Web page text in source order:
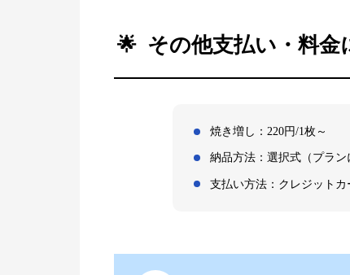
その他支払い・料金
焼き増し：220円/1枚～
納品方法：選択式（プラン
支払い方法：クレジットカ